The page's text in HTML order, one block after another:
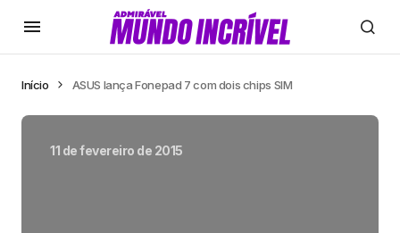
Início ASUS lança Fonepad 7 com dois chips SIM
11 de fevereiro de 2015